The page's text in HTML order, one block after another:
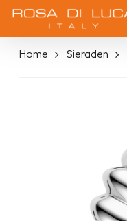
Skip
content
Home Sieraden